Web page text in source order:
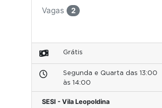
Vagas
2
Grátis
Segunda e Quarta das 13:00
às 14:00
SESI - Vila Leopoldina